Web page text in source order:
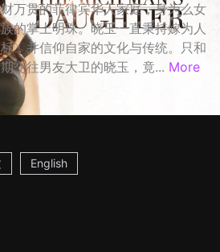
万贯的菲律宾华人家庭，身为么女
的掌上明珠。晓玉一直秉持嫁为人
，并信仰自家的文化与传统。只和
交往男友大卫的晓玉，竟... More
English